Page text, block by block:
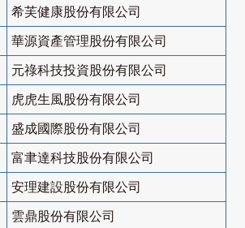
希芙健康股份有限公司
華源資產管理股份有限公司
元祿科技投資股份有限公司
虎虎生風股份有限公司
盛成國際股份有限公司
富聿達科技股份有限公司
安理建設股份有限公司
雲鼎股份有限公司